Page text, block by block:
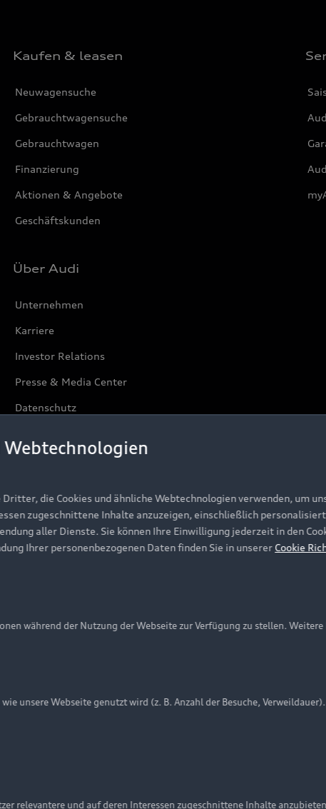
Kaufen & leasen
Neuwagensuche
Gebrauchtwagensuche
Gebrauchtwagen
Finanzierung
Aktionen & Angebote
Geschäftskunden
Über Audi
Unternehmen
Karriere
Investor Relations
Presse & Media Center
Datenschutz
Cookie-Einstellungen Cookie-Richtlinie
am Fahrzeug bei allen Abbildungen auf dieser Webseite
Webtechnologien
die Cookies und ähnliche Webtechnologien verwenden, um
zugeschnittene Inhalte anzuzeigen, einschließlich
aller Dienste. Sie können Ihre Einwilligung jederzeit in den
Ihrer personenbezogenen Daten finden Sie in unserer Cookie
während der Nutzung der Webseite zur Verfügung zu stellen.
unsere Webseite genutzt wird (z. B. Anzahl der Besuche,
relevantere und auf deren Interessen zugeschnittene Inhalte